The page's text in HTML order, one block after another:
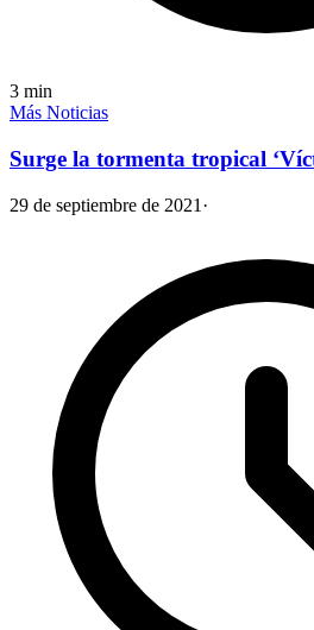
3 min
Más Noticias
Surge la tormenta tropical
29 de septiembre de 2021 ·